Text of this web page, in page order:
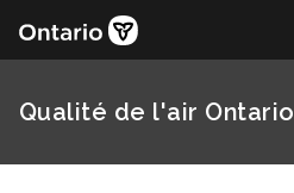
Qualité de l'air Ontario